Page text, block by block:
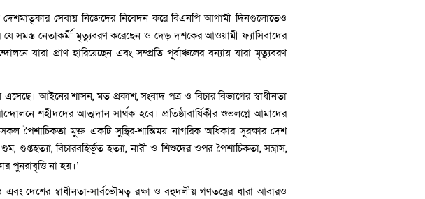
দেশমাতৃকার সেবায় নিজেদের নিবেদন করে বিএনপি আগামী দিনগুলোতেও
যে সমস্ত নেতাকর্মী মৃত্যুবরণ করেছেন ও দেড় দশকের আওয়ামী ফ্যাসিবাদের
যারা প্রাণ হারিয়েছেন এবং সম্প্রতি পূর্বাঞ্চলের বন্যায় যারা মৃত্যুবরণ
আইনের শাসন, মত প্রকাশ, সংবাদ পত্র ও বিচার বিভাগের স্বাধীনতা
শহীদদের আত্মদান সার্থক হবে। প্রতিষ্ঠাবার্ষিকীর শুভলগ্নে আমাদের
পৈশাচিকতা মুক্ত একটি সুস্থির-শান্তিময় নাগরিক অধিকার সুরক্ষার দেশ
বিচারবহির্ভূত হত্যা, নারী ও শিশুদের ওপর পৈশাচিকতা, সন্ত্রাস,
পুনরাবৃত্তি না হয়।’
দেশের স্বাধীনতা-সার্বভৌমত্ব রক্ষা ও বহুদলীয় গণতন্ত্রের ধারা আবারও